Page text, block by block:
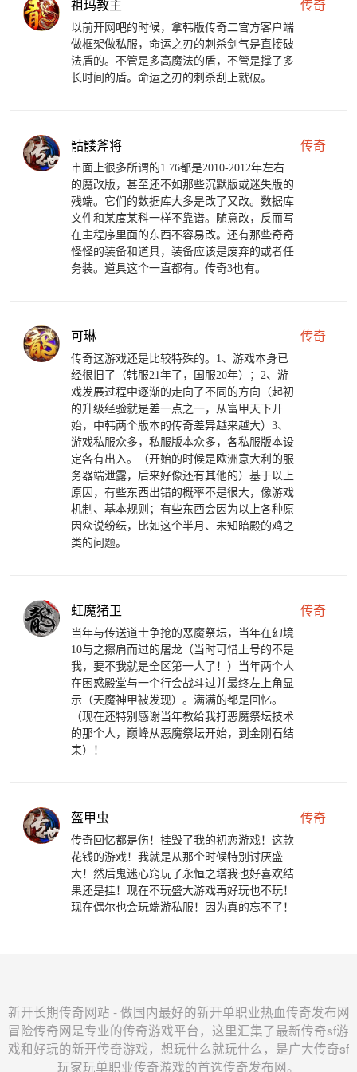
祖玛教主 传奇
以前开网吧的时候，拿韩版传奇二官方客户端
做框架做私服，命运之刃的刺杀剑气是直接破
法盾的。不管是多高魔法的盾，不管是撑了多
长时间的盾。命运之刃的刺杀刮上就破。
骷髅斧将 传奇
市面上很多所谓的1.76都是2010-2012年左右
的魔改版，甚至还不如那些沉默版或迷失版的
残端。它们的数据库大多是改了又改。数据库
文件和某度某科一样不靠谱。随意改，反而写
在主程序里面的东西不容易改。还有那些奇奇
怪怪的装备和道具，装备应该是废弃的或者任
务装。道具这个一直都有。传奇3也有。
可琳 传奇
传奇这游戏还是比较特殊的。1、游戏本身已
经很旧了（韩服21年了，国服20年）；2、游
戏发展过程中逐渐的走向了不同的方向（起初
的升级经验就是差一点之一，从富甲天下开
始，中韩两个版本的传奇差异越来越大）3、
游戏私服众多，私服版本众多，各私服版本设
定各有出入。（开始的时候是欧洲意大利的服
务器端泄露，后来好像还有其他的）基于以上
原因，有些东西出错的概率不是很大，像游戏
机制、基本规则；有些东西会因为以上各种原
因众说纷纭，比如这个半月、未知暗殿的鸡之
类的问题。
虹魔猪卫 传奇
当年与传送道士争抢的恶魔祭坛，当年在幻境
10与之擦肩而过的屠龙（当时可惜上号的不是
我，要不我就是全区第一人了！）当年两个人
在困惑殿堂与一个行会战斗过并最终左上角显
示（天魔神甲被发现）。满满的都是回忆。
（现在还特别感谢当年教给我打恶魔祭坛技术
的那个人，巅峰从恶魔祭坛开始，到金刚石结
束）！
盔甲虫 传奇
传奇回忆都是伤！挂毁了我的初恋游戏！这款
花钱的游戏！我就是从那个时候特别讨厌盛
大！然后鬼迷心窍玩了永恒之塔我也好喜欢结
果还是挂！现在不玩盛大游戏再好玩也不玩！
现在偶尔也会玩端游私服！因为真的忘不了！
新开长期传奇网站 - 做国内最好的新开单职业热血传奇发布网
冒险传奇网是专业的传奇游戏平台，这里汇集了最新传奇sf游
戏和好玩的新开传奇游戏，想玩什么就玩什么，是广大传奇sf
玩家玩单职业传奇游戏的首选传奇发布网。